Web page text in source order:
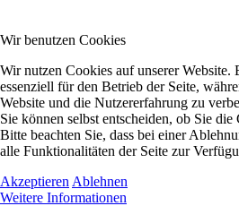
Wir benutzen Cookies
Wir nutzen Cookies auf unserer Website.
essenziell für den Betrieb der Seite,
Website und die Nutzererfahrung zu
Sie können selbst entscheiden, ob Sie die
Bitte beachten Sie, dass bei einer
alle Funktionalitäten der Seite zur
Akzeptieren Ablehnen
Weitere Informationen